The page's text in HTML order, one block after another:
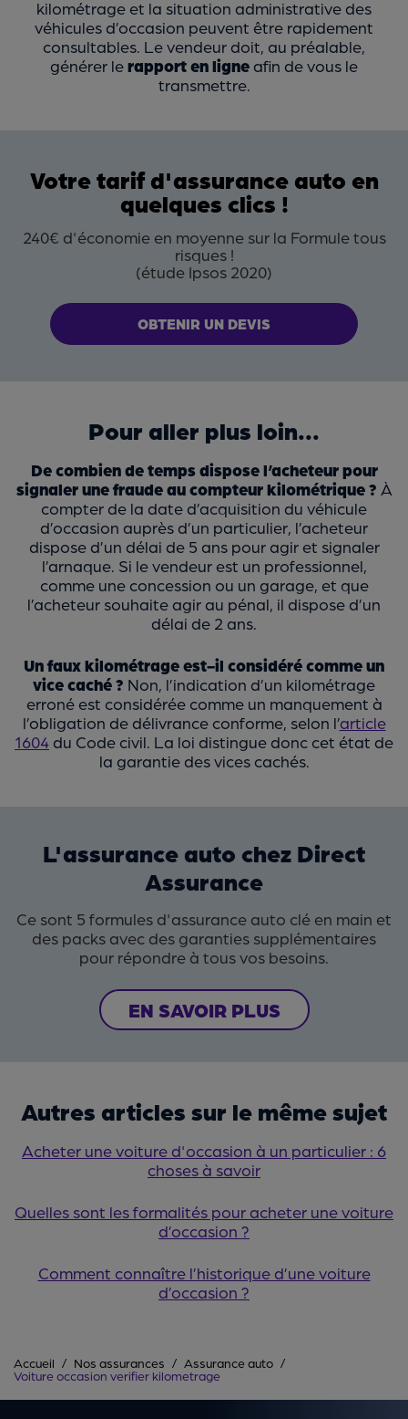
kilométrage et la situation administrative des
véhicules d’occasion peuvent être rapidement
consultables. Le vendeur doit, au préalable,
générer lerapport en ligne afin de vous le
transmettre.
Votre tarif d'assurance auto en
quelques clics !
240€ d'économie en moyenne sur la Formule tous
risques !
(étude Ipsos 2020)
OBTENIR UN DEVIS
Pour aller plus loin...
De combien de temps dispose l’acheteur pour
signaler une fraude au compteur kilométrique ? À
compter de la date d’acquisition du véhicule
d’occasion auprès d’un particulier, l’acheteur
dispose d’un délai de 5 ans pour agir et signaler
l’arnaque. Si le vendeur est un professionnel,
comme une concession ou un garage, et que
l’acheteur souhaite agir au pénal, il dispose d’un
délai de 2 ans.
Un faux kilométrage est-il considéré comme un
vice caché ? Non, l’indication d’un kilométrage
erroné est considérée comme un manquement à
l’obligation de délivrance conforme, selon l’article
1604 du Code civil. La loi distingue donc cet état de
la garantie des vices cachés.
L'assurance auto chez Direct
Assurance
Ce sont 5 formules d'assurance auto clé en main et
des packs avec des garanties supplémentaires
pour répondre à tous vos besoins.
EN SAVOIR PLUS
Autres articles sur le même sujet
Acheter une voiture d'occasion à un particulier : 6
choses à savoir
Quelles sont les formalités pour acheter une voiture
d’occasion ?
Comment connaître l’historique d’une voiture
d’occasion ?
Accueil Nos assurances
Assurance auto
Voiture occasion verifier kilometrage